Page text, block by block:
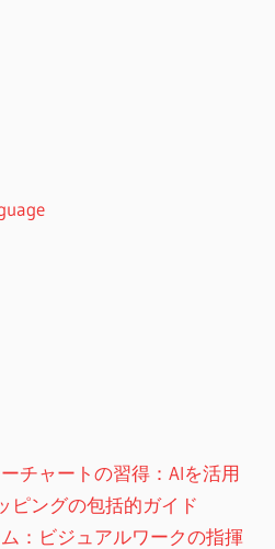
チャートの習得：AIを活用
ピングの包括的ガイド
：ビジュアルワークの指揮